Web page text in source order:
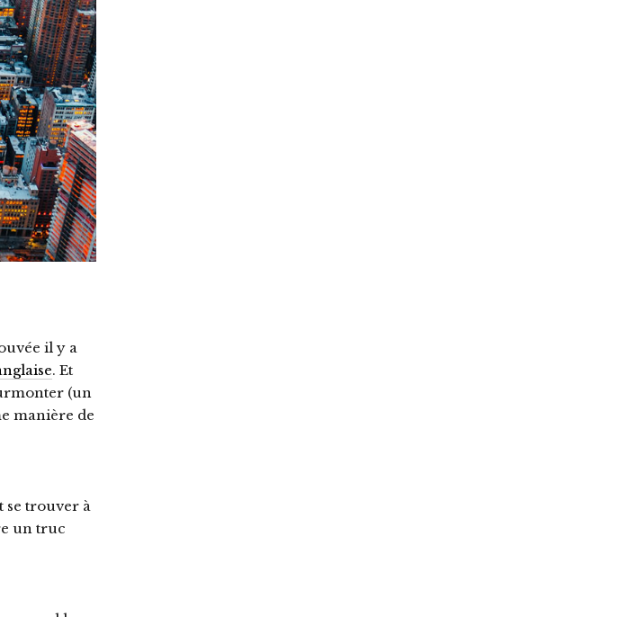
il y a
. Et
(un
manière de
se trouver à
un truc